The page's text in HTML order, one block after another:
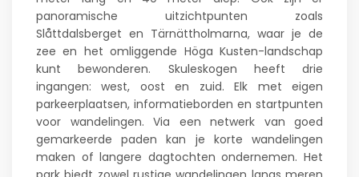
panoramische uitzichtpunten zoals
Slåttdalsberget en Tärnättholmarna, waar je de
zee en het omliggende Höga Kusten-landschap
kunt bewonderen. Skuleskogen heeft drie
ingangen: west, oost en zuid. Elk met eigen
parkeerplaatsen, informatieborden en startpunten
voor wandelingen. Via een netwerk van goed
gemarkeerde paden kan je korte wandelingen
maken of langere dagtochten ondernemen. Het